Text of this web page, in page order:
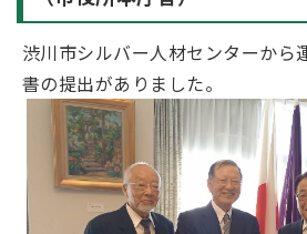
渋川市シルバー人材センターから
書の提出がありました。